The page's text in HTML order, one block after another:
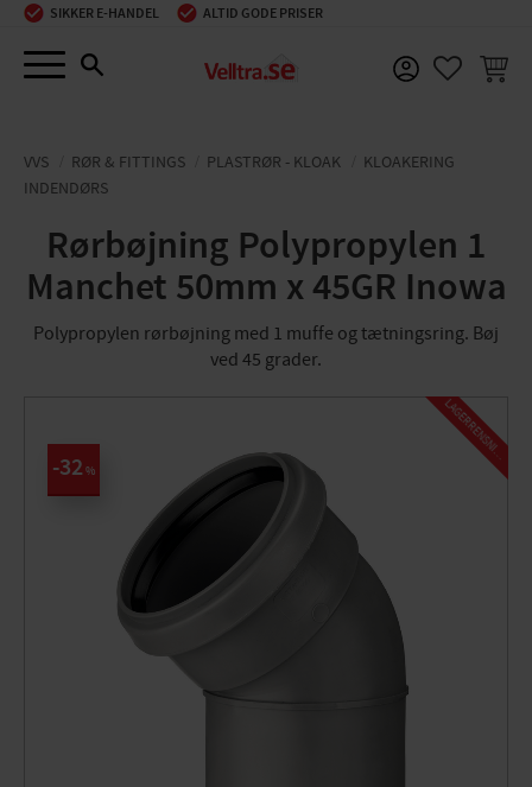
Menu
SIKKER E-HANDEL ALTID GODE PRISER
VVS RØR & FITTINGS PLASTRØR - KLOAK
KLOAKERING
INDENDØRS
Rørbøjning Polypropylen 1
Manchet 50mm x 45GR Inowa
Polypropylen rørbøjning med 1 muffe og tætningsring. Bøj
ved 45 grader.
32 %
L
A
G
E
R
R
E
N
S
N
I
N
G